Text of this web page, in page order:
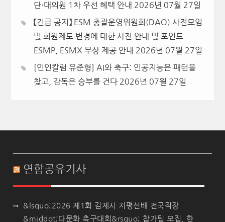
단·대의원 1차 우선 혜택 안내 2026년 07월 27일
【긴급 공지】 ESM 총괄운영위원회(DAO) 사전모임
및 회원제도 변경에 대한 사전 안내 및 포인트
ESMP, ESMX 무상 제공 안내 2026년 07월 27일
[인인칼럼 유준형] AI와 축구: 인공지능은 패턴을
찾고, 감독은 승부를 건다 2026년 07월 27일
연합공유기사
&lsquo;2026 제1회 김제시 지평선배 전국직장
&middot;다문화 축구대회&rsquo; 참가팀 모집, 한